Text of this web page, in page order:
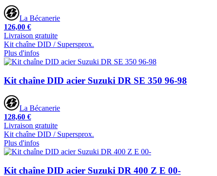
La Bécanerie
126,00 €
Livraison gratuite
Kit chaîne DID / Supersprox.
Plus d'infos
Kit chaîne DID acier Suzuki DR SE 350 96-98
La Bécanerie
128,60 €
Livraison gratuite
Kit chaîne DID / Supersprox.
Plus d'infos
Kit chaîne DID acier Suzuki DR 400 Z E 00-